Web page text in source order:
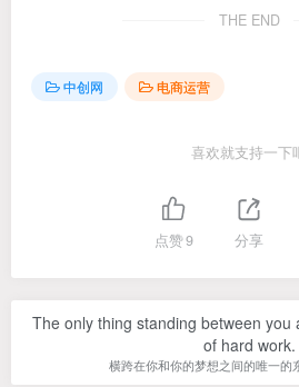
THE END
中创网 电商运营
喜欢就支持一下
点赞9 分享
The only thing standing between
of hard work.
横跨在你和你的梦想之间的唯一的